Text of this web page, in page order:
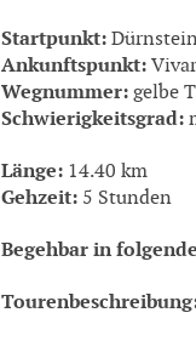
Startpunkt:
Ankunftspunkt:
Wegnummer: gelbe
Schwierigkeitsgrad:
Länge: 14.40 km
Gehzeit: 5 Stunden
Begehbar in